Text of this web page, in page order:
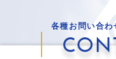
各種お問い合